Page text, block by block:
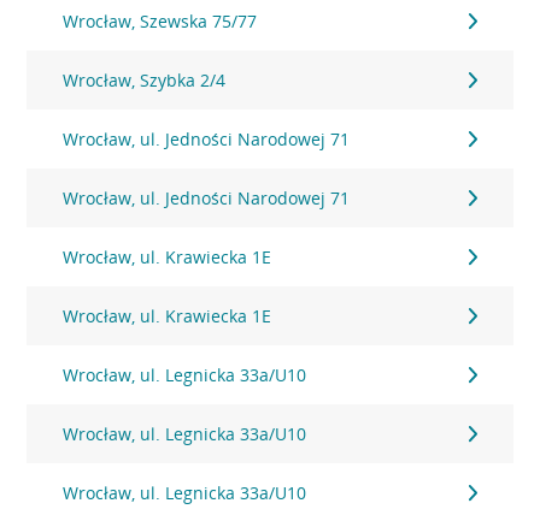
Wrocław, Szewska 75/77
Wrocław, Szybka 2/4
Wrocław, ul. Jedności Narodowej 71
Wrocław, ul. Jedności Narodowej 71
Wrocław, ul. Krawiecka 1E
Wrocław, ul. Krawiecka 1E
Wrocław, ul. Legnicka 33a/U10
Wrocław, ul. Legnicka 33a/U10
Wrocław, ul. Legnicka 33a/U10